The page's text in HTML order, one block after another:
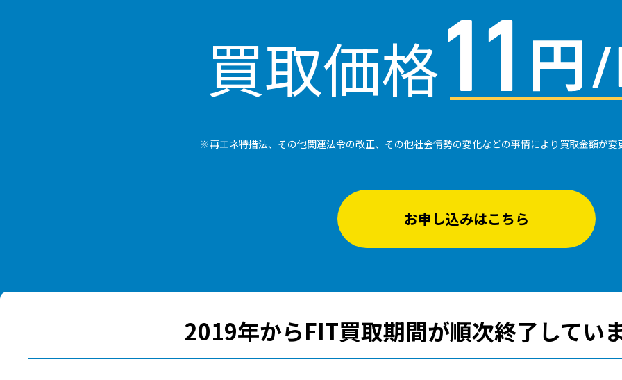
買取価格
※再エネ特措法、その他関連法令の改正、その他社会情勢の変化などの事情により買取金額が変
お申し込みはこちら
2019年からFIT買取期間が順次終了してい